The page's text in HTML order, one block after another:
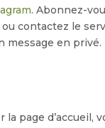
. Abonnez-
contactez le
message en privé.
la page d’accueil,